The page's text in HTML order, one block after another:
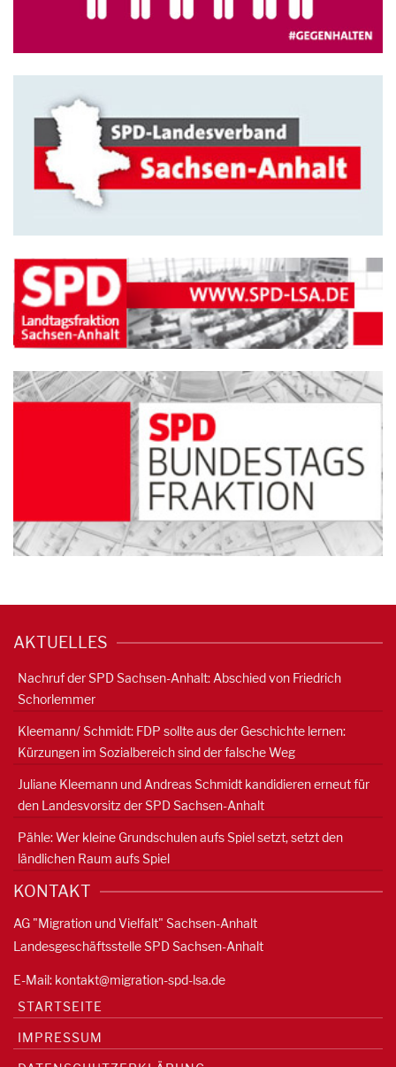
AKTUELLES
Nachruf der SPD Sachsen-Anhalt: Abschied von Friedrich
Schorlemmer
Kleemann/ Schmidt: FDP sollte aus der Geschichte lernen:
Kürzungen im Sozialbereich sind der falsche Weg
Juliane Kleemann und Andreas Schmidt kandidieren erneut für
den Landesvorsitz der SPD Sachsen-Anhalt
Pähle: Wer kleine Grundschulen aufs Spiel setzt, setzt den
ländlichen Raum aufs Spiel
KONTAKT
AG "Migration und Vielfalt" Sachsen-Anhalt
Landesgeschäftsstelle SPD Sachsen-Anhalt
E-Mail: kontakt@migration-spd-lsa.de
STARTSEITE
IMPRESSUM